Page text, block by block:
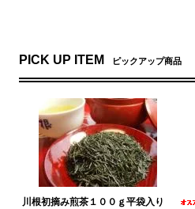
PICK UP ITEM ピックアップ商品
川根初摘み煎茶１００ｇ平袋入り